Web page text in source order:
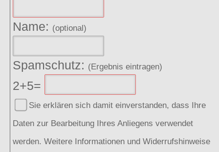
Name: (optional)
Spamschutz: (Ergebnis eintragen)
2+5=
Sie erklären sich damit einverstanden, dass Ihre
Daten zur Bearbeitung Ihres Anliegens verwendet
werden. Weitere Informationen und Widerrufshinweise